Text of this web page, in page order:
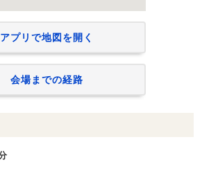
アプリで地図を開く
会場までの経路